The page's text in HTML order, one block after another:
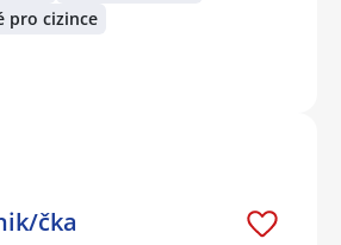
pro cizince
čka